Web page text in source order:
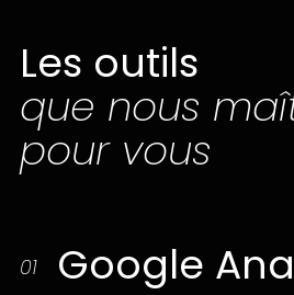
Les outils
que nous
pour vous
01 Google